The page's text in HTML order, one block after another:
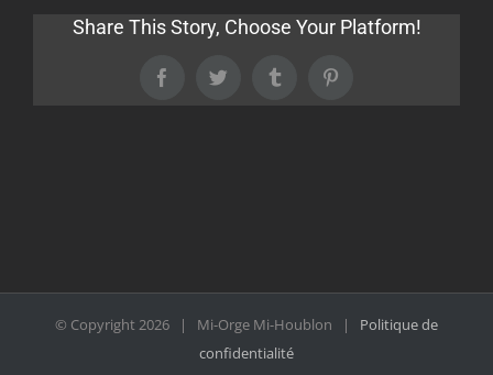
Share This Story, Choose Your Platform!
FacebookTwitter Tumblr
© Copyright2026 | Mi-Orge Mi-Houblon | Politique de
confidentialité